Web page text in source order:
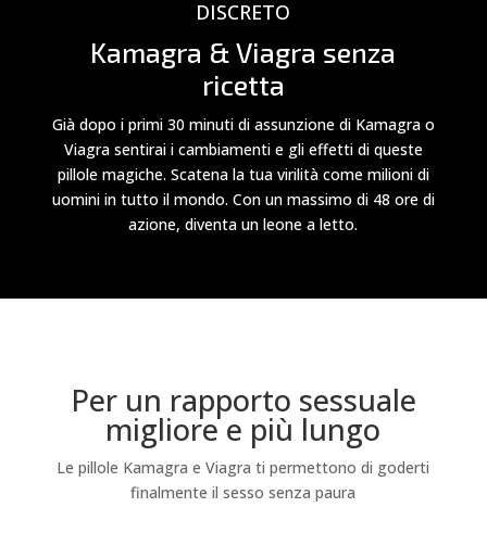
DISCRETO
Kamagra & Viagra senza
ricetta
Già dopo i primi 30 minuti di assunzione di Kamagra o
Viagra sentirai i cambiamenti e gli effetti di queste
pillole magiche. Scatena la tua virilità come milioni di
uomini in tutto il mondo. Con un massimo di 48 ore di
azione, diventa un leone a letto.
Per un rapporto sessuale
migliore e più lungo
Le pillole Kamagra e Viagra ti permettono di goderti
finalmente il sesso senza paura